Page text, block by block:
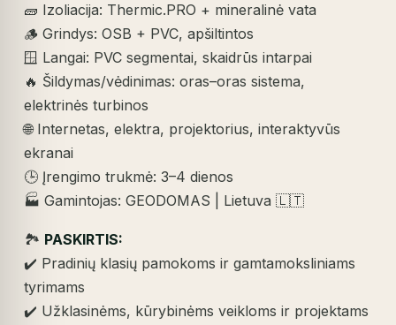
🧱 Izoliacija: Thermic.PRO + mineralinė vata
🪵 Grindys: OSB + PVC, apšiltintos
🪟 Langai: PVC segmentai, skaidrūs intarpai
🔥 Šildymas/vėdinimas: oras–oras sistema,
elektrinės turbinos
🌐 Internetas, elektra, projektorius, interaktyvūs
ekranai
🕒 Įrengimo trukmė: 3–4 dienos
🏭 Gamintojas: GEODOMAS | Lietuva 🇱🇹
🏞️ PASKIRTIS:
✔️ Pradinių klasių pamokoms ir gamtamoksliniams
tyrimams
✔️ Užklasinėms, kūrybinėms veikloms ir projektams